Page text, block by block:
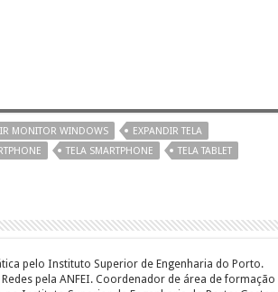
MONITOR WINDOWS
EXPANDIR TELA
TELA SMARTPHONE
TELA TABLET
pelo Instituto Superior de Engenharia do Porto.
pela ANFEI. Coordenador de área de formação